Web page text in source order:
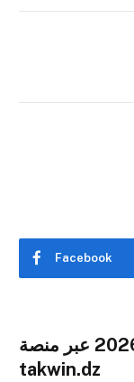
Facebook
التسجيل في الدخول التكويني 2026 عبر منصة
takwin.dz